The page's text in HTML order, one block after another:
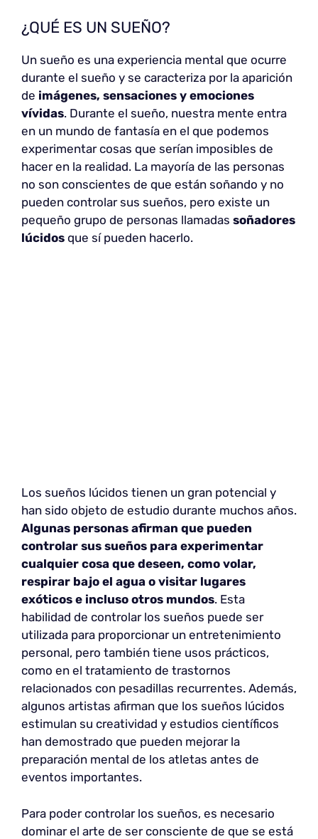
¿QUÉ ES UN SUEÑO?
Un sueño es una experiencia mental que ocurre
durante el sueño y se caracteriza por la aparición
de imágenes, sensaciones y emociones
vívidas. Durante el sueño, nuestra mente entra
en un mundo de fantasía en el que podemos
experimentar cosas que serían imposibles de
hacer en la realidad. La mayoría de las personas
no son conscientes de que están soñando y no
pueden controlar sus sueños, pero existe un
pequeño grupo de personas llamadas soñadores
lúcidos que sí pueden hacerlo.
Los sueños lúcidos tienen un gran potencial y
han sido objeto de estudio durante muchos años.
Algunas personas afirman que pueden
controlar sus sueños para experimentar
cualquier cosa que deseen, como volar,
respirar bajo el agua o visitar lugares
exóticos e incluso otros mundos. Esta
habilidad de controlar los sueños puede ser
utilizada para proporcionar un entretenimiento
personal, pero también tiene usos prácticos,
como en el tratamiento de trastornos
relacionados con pesadillas recurrentes. Además,
algunos artistas afirman que los sueños lúcidos
estimulan su creatividad y estudios científicos
han demostrado que pueden mejorar la
preparación mental de los atletas antes de
eventos importantes.
Para poder controlar los sueños, es necesario
dominar el arte de ser consciente de que se está